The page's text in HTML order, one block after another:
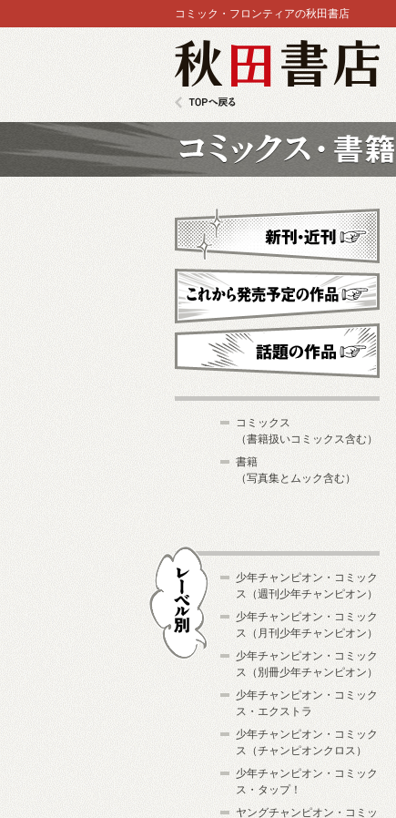
コミック・フロンティアの秋田書店
新刊・近刊
これから発売予定
コミックス
（書籍扱いコミックス含む）
書籍
（写真集とムック含む）
少年チャンピオン・コミック
ス（週刊少年チャンピオン）
少年チャンピオン・コミック
ス（月刊少年チャンピオン）
少年チャンピオン・コミック
ス（別冊少年チャンピオン）
少年チャンピオン・コミック
ス・エクストラ
少年チャンピオン・コミック
ス（チャンピオンクロス）
少年チャンピオン・コミック
ス・タップ！
ヤングチャンピオン・コミッ